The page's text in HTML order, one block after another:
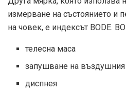
измерване на състоянието и
на човек, е индексът BODE.
телесна маса
запушване на въздушния
диспнея